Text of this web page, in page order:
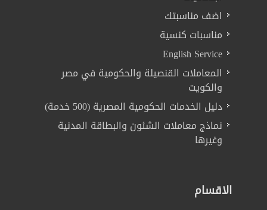
اضف مناسبتك
مناسبات كنسية
English Service
المعاملات القنصيلة والحكومية في مصر
والكويت
دليل الخدمات الحكومية المصرية (500 خدمة)
نماذج معاملات الشئون والبطاقة المدنية
وغيرها
الاقسام